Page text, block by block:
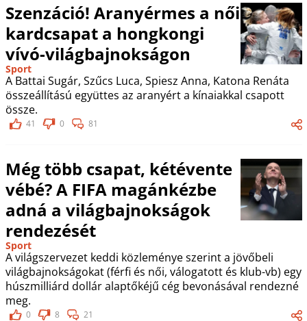
Szenzáció! Aranyérmes a női
kardcsapat a hongkongi
vívó-világbajnokságon
Sport
A Battai Sugár, Szűcs Luca, Spiesz Anna, Katona Renáta
összeállítású együttes az aranyért a kínaiakkal csapott
össze.
41 0 81
Még több csapat, kétévente
vébé? A FIFA magánkézbe
adná a világbajnokságok
rendezését
Sport
A világszervezet keddi közleménye szerint a jövőbeli
világbajnokságokat (férfi és női, válogatott és klub-vb) egy
húszmilliárd dollár alaptőkéjű cég bevonásával rendezné
meg.
0 8 21